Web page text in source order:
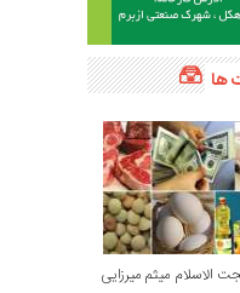
ها
الاسلام میثم میرزایی